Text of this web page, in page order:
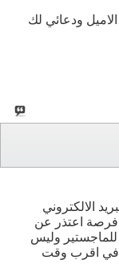
ودعائي لك
الالكتروني
فرصة اعتذر عن
للماجستير وليس
في اقرب وقت